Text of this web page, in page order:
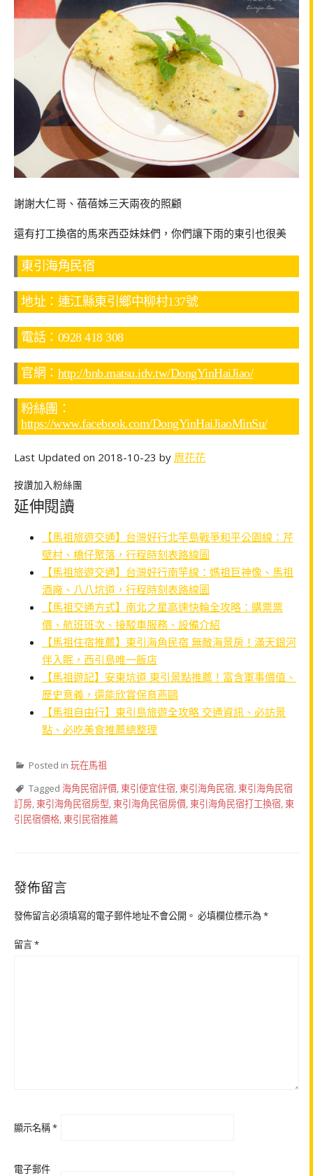
謝謝大仁哥、蓓蓓姊三天兩夜的照顧
還有打工換宿的馬來西亞妹妹們，你們讓下雨的東引也很美
東引海角民宿
地址：連江縣東引鄉中柳村137號
電話：0928 418 308
官網： http://bnb.matsu.idv.tw/DongYinHaiJiao/
粉絲團：
https://www.facebook.com/DongYinHaiJiaoMinSu/
Last Updated on 2018-10-23 by 周花花
按讚加入粉絲團
延伸閱讀
【馬祖旅遊交通】台灣好行北竿島戰爭和平公園線：芹
壁村、橋仔聚落，行程時刻表路線圖
【馬祖旅遊交通】台灣好行南竿線：媽祖巨神像、馬祖
酒廠、八八坑道，行程時刻表路線圖
【馬祖交通方式】南北之星高速快輪全攻略：購票票
價、航班班次、接駁車服務、設備介紹
【馬祖住宿推薦】東引海角民宿 無敵海景房！滿天銀河
伴入眠，西引島唯一飯店
【馬祖遊記】安東坑道 東引景點推薦！富含軍事價值、
歷史意義，還能欣賞保育燕鷗
【馬祖自由行】東引島旅遊全攻略 交通資訊、必訪景
點、必吃美食推薦總整理
Posted in 玩在馬祖
Tagged 海角民宿評價 東引便宜住宿 東引海角民宿 東引海角民宿
訂房 東引海角民宿房型 東引海角民宿房價 東引海角民宿打工換宿 東
引民宿價格 東引民宿推薦
發佈留言
發佈留言必須填寫的電子郵件地址不會公開。 必填欄位標示為*
留言*
顯示名稱*
電子郵件